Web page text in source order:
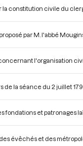
constitution civile du
par M. l'abbé
l'organisation
de la séance du 2 juillet
et patronages
évêchés et des